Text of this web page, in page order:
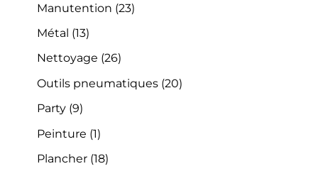
Manutention (23)
Métal (13)
Nettoyage (26)
Outils pneumatiques (20)
Party (9)
Peinture (1)
Plancher (18)